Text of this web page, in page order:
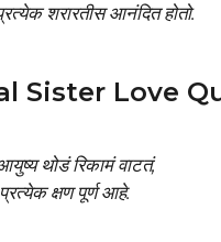
शरारतीस आनंदित होतो.
Sister Love
थोडं रिकामं वाटतं,
क्षण पूर्ण आहे.